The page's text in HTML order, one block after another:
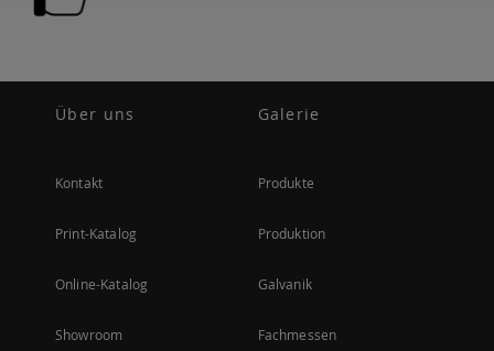
Über uns
Kontakt
Print-Katalog
Online-Katalog
Showroom
Galerie
Produkte
Produktion
Galvanik
Fachmessen